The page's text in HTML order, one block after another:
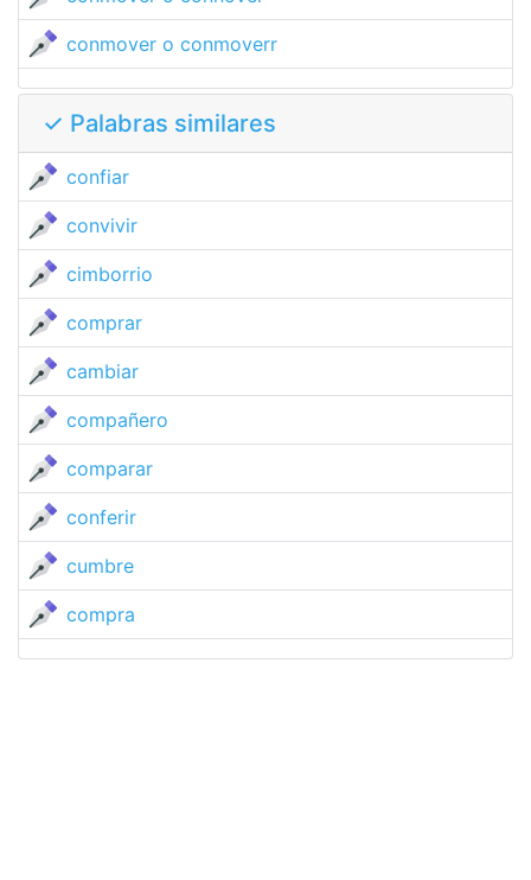
conmover o conmoverr
✓ Palabras similares
confiar
convivir
cimborrio
comprar
cambiar
compañero
comparar
conferir
cumbre
compra